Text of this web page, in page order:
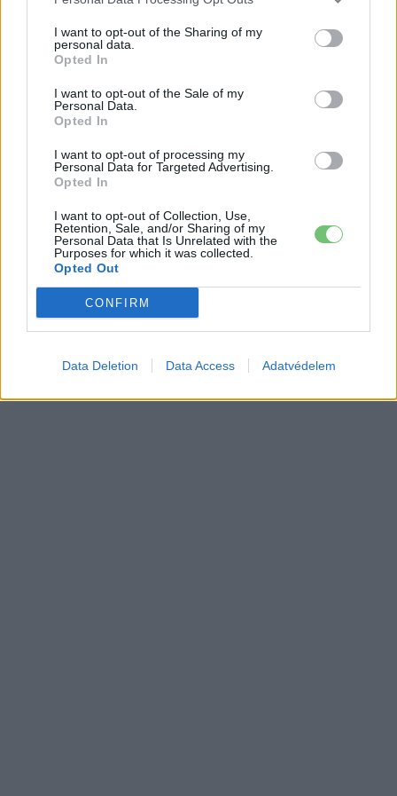
I want to opt-out of the Sharing of my
personal data.
Opted In
I want to opt-out of the Sale of my
Personal Data.
Opted In
I want to opt-out of processing my
Personal Data for Targeted Advertising.
Opted In
I want to opt-out of Collection, Use,
Retention, Sale, and/or Sharing of my
Personal Data that Is Unrelated with the
Purposes for which it was collected.
Opted Out
CONFIRM
Data Deletion Data Access Adatvédelem
Akkumulátor
2027-es szilárdtest-akkumulátor-
áttörésre
Elektromos
Smart #2 – kiderült az ár és a
végsebesség is
Elektromos
Tesla: visszatért a régi árazás a magyar
Supercharger-hálózaton